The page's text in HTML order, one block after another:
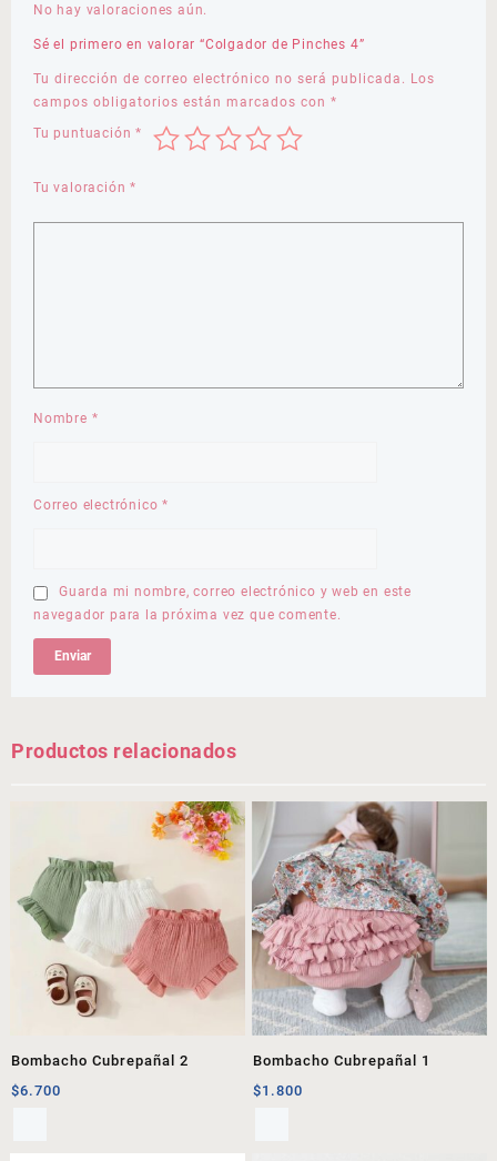
No hay valoraciones aún.
Sé el primero en valorar “Colgador de Pinches 4”
Tu dirección de correo electrónico no será publicada. Los
campos obligatorios están marcados con *
Tu puntuación*
Tu valoración*
Nombre *
Correo electrónico*
Guarda mi nombre, correo electrónico y web en este
navegador para la próxima vez que comente.
Productos relacionados
Bombacho Cubrepañal 2
$6.700
Bombacho Cubrepañal 1
$1.800